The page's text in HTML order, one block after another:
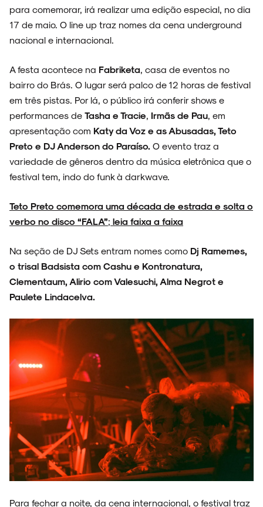
ESPECIAIS
FAIXA A FAIXA
NOVIDADES
SOBRE
para comemorar, irá realizar uma edição especial, no dia
17 de maio. O line up traz nomes da cena underground
nacional e internacional.
A festa acontece na Fabriketa, casa de eventos no
bairro do Brás. O lugar será palco de 12 horas de festival
em três pistas. Por lá, o público irá conferir shows e
performances de Tasha e Tracie, Irmãs de Pau, em
apresentação com Katy da Voz e as Abusadas, Teto
Preto e DJ Anderson do Paraíso. O evento traz a
variedade de gêneros dentro da música eletrônica que o
festival tem, indo do funk à darkwave.
Teto Preto comemora uma década de estrada e solta o
verbo no disco “FALA”; leia faixa a faixa
Na seção de DJ Sets entram nomes como Dj Ramemes,
o trisal Badsista com Cashu e Kontronatura,
Clementaum, Alirio com Valesuchi, Alma Negrot e
Paulete Lindacelva.
Para fechar a noite, da cena internacional, o festival traz